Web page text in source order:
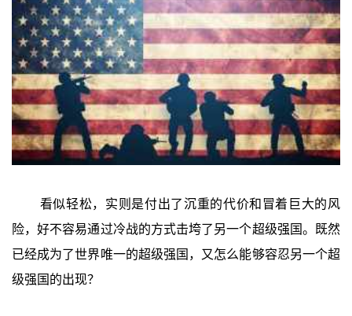
看似轻松，实则是付出了沉重的代价和冒着巨大的风
险，好不容易通过冷战的方式击垮了另一个超级强国。既然
已经成为了世界唯一的超级强国，又怎么能够容忍另一个超
级强国的出现？